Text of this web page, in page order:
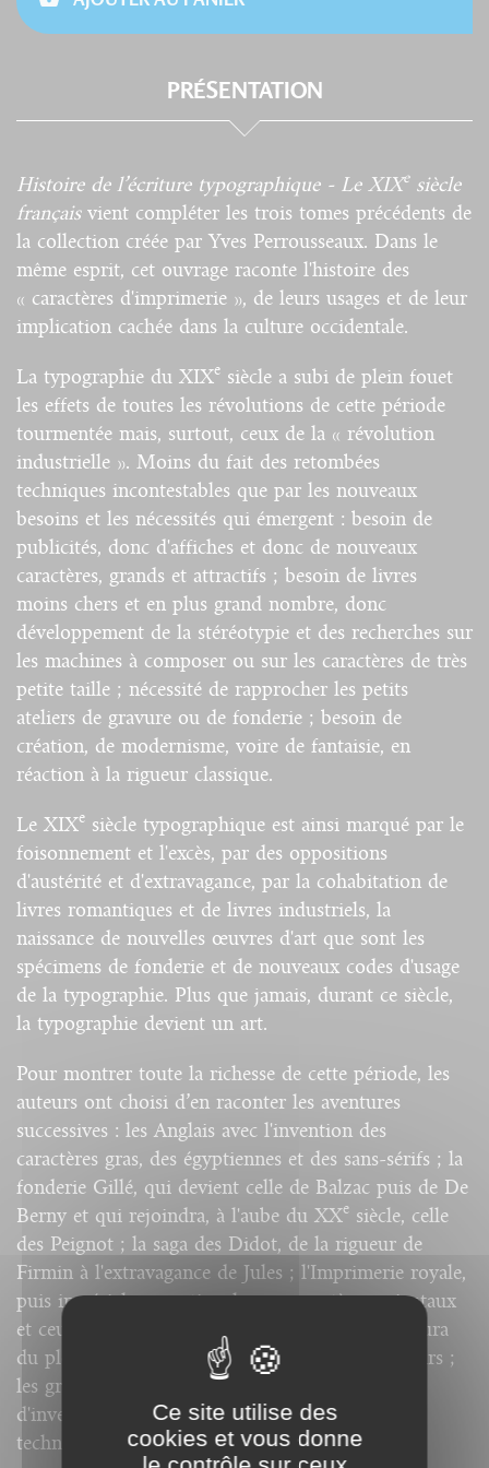
PRÉSENTATION
Histoire de l’écriture typographique - Le XIXesiècle
françaisvient compléter les trois tomes précédents de
la collection créée par Yves Perrousseaux. Dans le
même esprit, cet ouvrage raconte l'histoire des
« caractères d'imprimerie », de leurs usages et de leur
implication cachée dans la culture occidentale.
La typographie du XIXe siècle a subi de plein fouet
les effets de toutes les révolutions de cette période
tourmentée mais, surtout, ceux de la « révolution
industrielle ». Moins du fait des retombées
techniques incontestables que par les nouveaux
besoins et les nécessités qui émergent : besoin de
publicités, donc d'affiches et donc de nouveaux
caractères, grands et attractifs ; besoin de livres
moins chers et en plus grand nombre, donc
développement de la stéréotypie et des recherches sur
les machines à composer ou sur les caractères de très
petite taille ; nécessité de rapprocher les petits
ateliers de gravure ou de fonderie ; besoin de
création, de modernisme, voire de fantaisie, en
réaction à la rigueur classique.
Le XIXe siècle typographique est ainsi marqué par le
foisonnement et l'excès, par des oppositions
d'austérité et d'extravagance, par la cohabitation de
livres romantiques et de livres industriels, la
naissance de nouvelles œuvres d'art que sont les
spécimens de fonderie et de nouveaux codes d'usage
de la typographie. Plus que jamais, durant ce siècle,
la typographie devient un art.
Pour montrer toute la richesse de cette période, les
auteurs ont choisi d’en raconter les aventures
successives : les Anglais avec l'invention des
caractères gras, des égyptiennes et des sans-sérifs ; la
fonderie Gillé, qui devient celle de Balzac puis de De
Berny et qui rejoindra, à l'aube du XXe siècle, celle
des Peignot ; la saga des Didot, de la rigueur de
Firmin à l'extravagance de Jules ; l'Imprimerie royale,
puis impériale ou nationale, ses caractères orientaux
et ceux de labeur, qui perdureront tant qu'il y aura
du plomb ; Louis Perrin, qui réinvente les elzévirs ;
les grandes fonderies françaises, qui rivalisent
d'invention et de copies, et, enfin, les évolutions
techniques de tout le siècle.
Ce site utilise des
cookies et vous donne